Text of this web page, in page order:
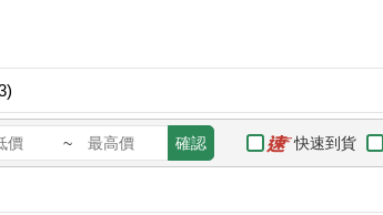
~ 確認 快速到貨